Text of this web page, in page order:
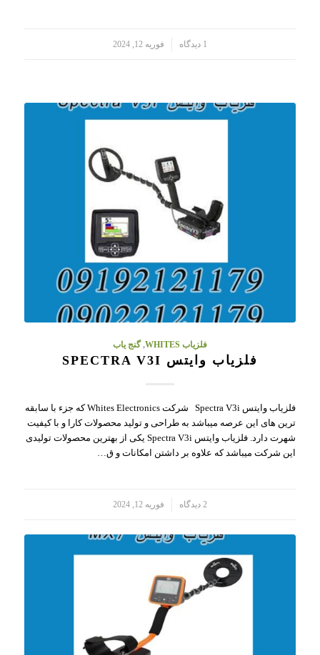
1 دیدگاه فوریه 12, 2024
فلزیاب WHITES ,گنج یاب
فلزیاب وایتس SPECTRA V3I
فلزیاب وایتس Spectra V3i شرکت Whites Electronics که جزء با سابقه
ترین های این عرصه میباشد به طراحی و تولید محصولات کارا و با کیفیت
شهرت دارد. فلزیاب وایتس Spectra V3i یکی از بهترین محصولات تولیدی
این شرکت میباشد که علاوه بر داشتن امکانات و ق…
2 دیدگاه فوریه 12, 2024